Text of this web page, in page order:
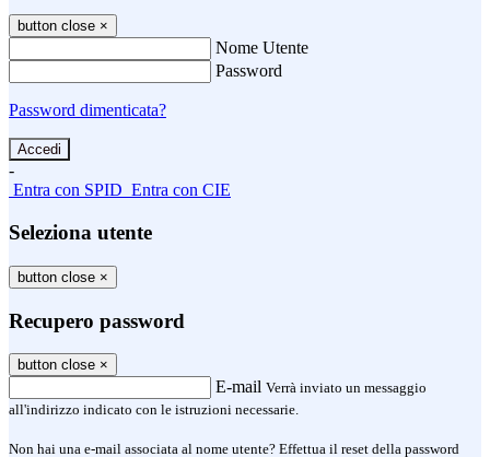
button close ×
Nome Utente
Password
Password dimenticata?
-
Entra con SPID Entra con CIE
Seleziona utente
button close ×
Recupero password
button close ×
E-mail Verrà inviato un messaggio
all'indirizzo indicato con le istruzioni necessarie.
Non hai una e-mail associata al nome utente? Effettua il reset della password